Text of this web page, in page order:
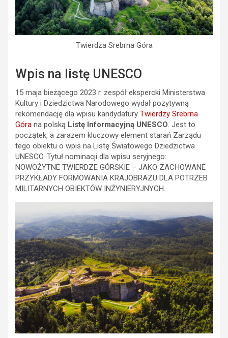
Twierdza Srebrna Góra
Wpis na listę UNESCO
15 maja bieżącego 2023 r. zespół ekspercki Ministerstwa
Kultury i Dziedzictwa Narodowego wydał pozytywną
rekomendację dla wpisu kandydatury Twierdzy Srebrna
Góra na polską Listę Informacyjną UNESCO. Jest to
początek, a zarazem kluczowy element starań Zarządu
tego obiektu o wpis na Listę Światowego Dziedzictwa
UNESCO. Tytuł nominacji dla wpisu seryjnego:
NOWOŻYTNE TWIERDZE GÓRSKIE – JAKO ZACHOWANE
PRZYKŁADY FORMOWANIA KRAJOBRAZU DLA POTRZEB
MILITARNYCH OBIEKTÓW INŻYNIERYJNYCH.